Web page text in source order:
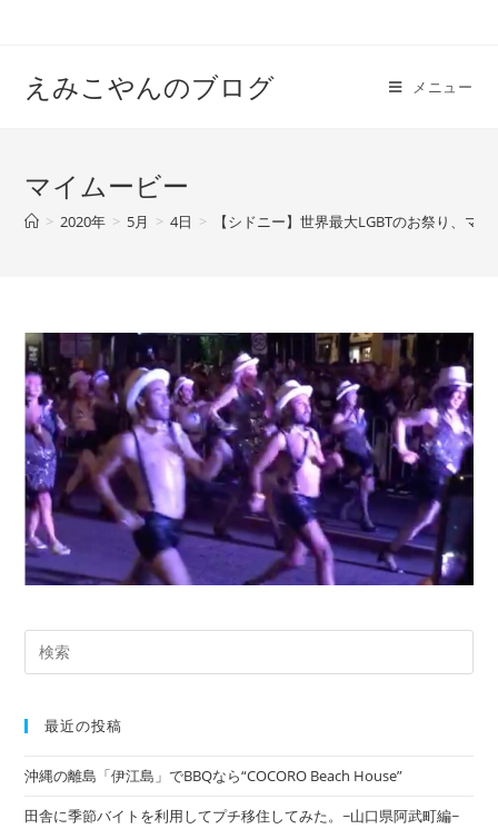
えみこやんのブログ メニュー
マイムービー
> 2020年 > 5月 > 4日 > 【シドニー】世界最大LGBTのお祭り、マ
最近の投稿
沖縄の離島「伊江島」でBBQなら“COCORO Beach House”
田舎に季節バイトを利用してプチ移住してみた。~山口県阿武町編~